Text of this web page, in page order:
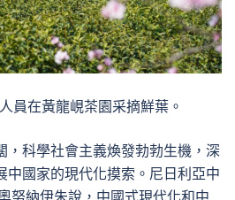
員在黃龍峴茶園采摘鮮葉。
，科學社會主義煥發勃勃生機，深
中國家的現代化摸索。尼日利亞中
努納伊朱說，中國式現代化和中